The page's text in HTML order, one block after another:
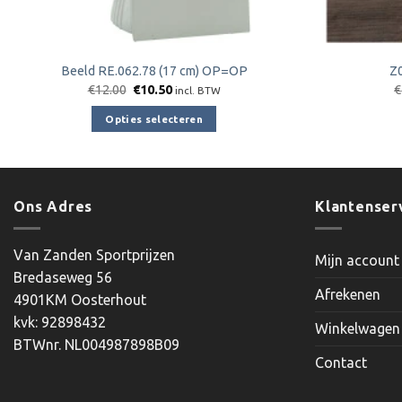
Beeld RE.062.78 (17 cm) OP=OP
€12.00 Oorspronkelijke
€12.00.
€10.50Huidige
is:
€10.50.
incl. BTW
Opties selecteren
optie
op
€
Ons Adres
Van Zanden Sportprijzen
Bredaseweg 56
4901KM Oosterhout
kvk: 92898432
BTWnr. NL004987898B09
Mijn account
Afrekenen
Winkelwagen
Contact